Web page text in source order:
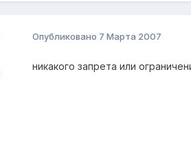
Опубликовано 7 Марта 2007
никакого запрета или